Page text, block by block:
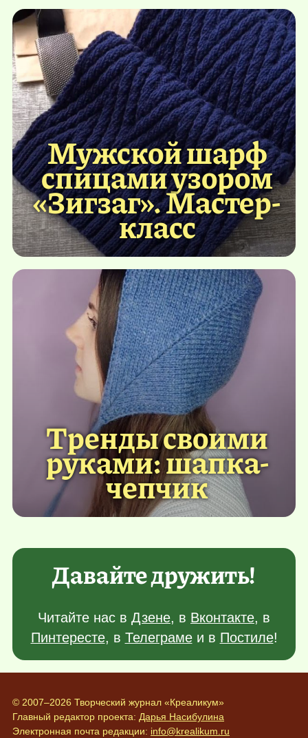
Мужской шарф
спицами узором
«Зигзаг». Мастер-
класс
Тренды своими
руками: шапка-
чепчик
Давайте дружить!
Читайте нас в Дзене, в Вконтакте, в
Пинтересте, в Телеграмеи в Постиле!
© 2007–2026 Творческий журнал «Креаликум»
Главный редактор проекта: Дарья Насибулина
Электронная почта редакции: info@krealikum.ru